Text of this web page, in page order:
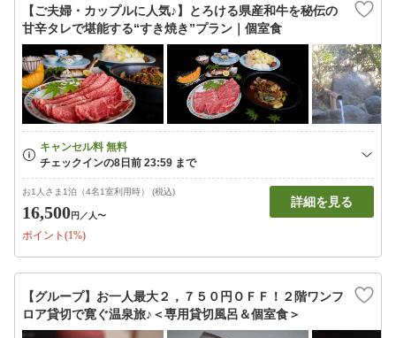
【ご夫婦・カップルに人気♪】とろける県産和牛を秘伝の
甘辛タレで堪能する“すき焼き”プラン｜個室食
お1人さま1泊（4名1室利用時） (税込)
16,500円 ／人〜
ポイント(1%)
詳細を見る
【グループ】お一人最大２，７５０円ＯＦＦ！２階ワンフ
ロア貸切で寛ぐ温泉旅♪＜専用貸切風呂＆個室食＞